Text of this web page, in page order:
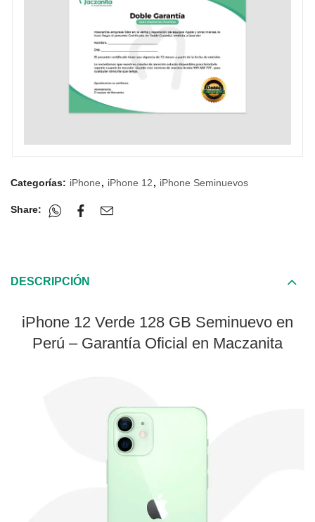
Categorías: iPhone, iPhone 12, iPhone Seminuevos
Share:
DESCRIPCIÓN
iPhone 12 Verde 128 GB Seminuevo en
Perú – Garantía Oficial en Maczanita